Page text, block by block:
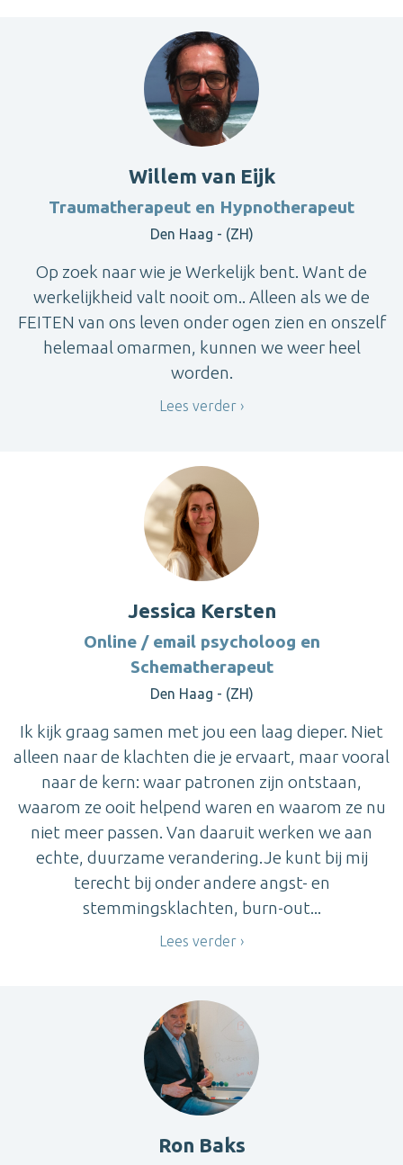
Willem van Eijk
Traumatherapeut en Hypnotherapeut
Den Haag - (ZH)
Op zoek naar wie je Werkelijk bent. Want de
werkelijkheid valt nooit om.. Alleen als we de
FEITEN van ons leven onder ogen zien en onszelf
helemaal omarmen, kunnen we weer heel
worden.
Lees verder
Jessica Kersten
Online / email psycholoog en
Schematherapeut
Den Haag - (ZH)
Ik kijk graag samen met jou een laag dieper. Niet
alleen naar de klachten die je ervaart, maar vooral
naar de kern: waar patronen zijn ontstaan,
waarom ze ooit helpend waren en waarom ze nu
niet meer passen. Van daaruit werken we aan
echte, duurzame verandering.Je kunt bij mij
terecht bij onder andere angst- en
stemmingsklachten, burn-out...
Lees verder
Ron Baks